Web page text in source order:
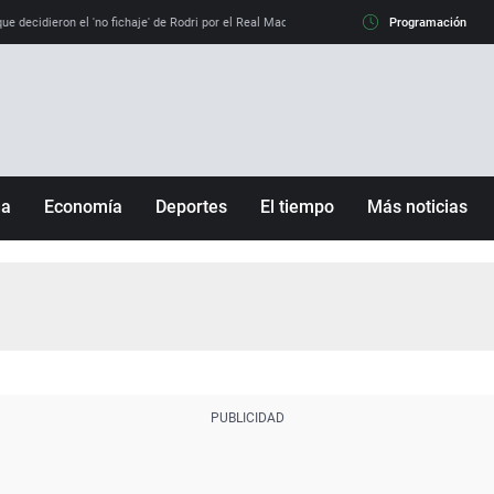
decidieron el 'no fichaje' de Rodri por el Real Madrid y su 'sí' al Barça La llamada
Programación
Economía Deportes El tiempo Más noticias